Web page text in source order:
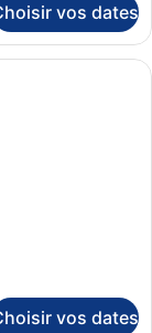
vos dates
en coton
vos dates